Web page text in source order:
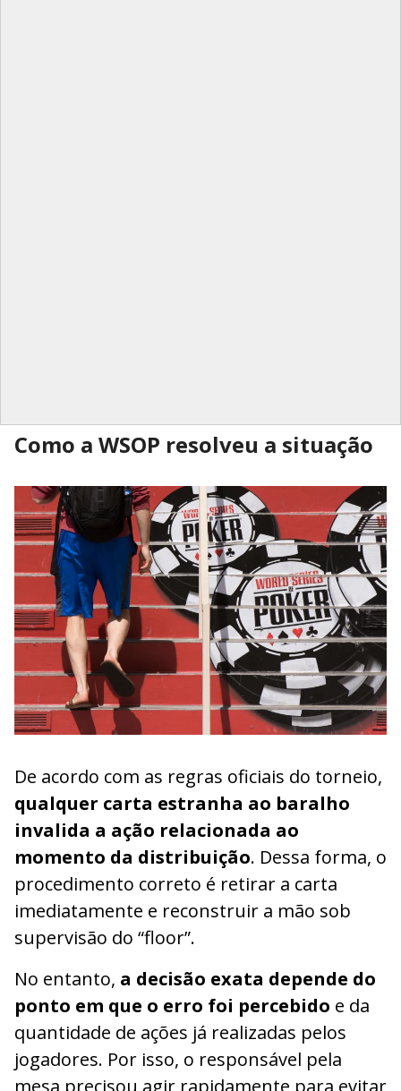
Como a WSOP resolveu a situação
De acordo com as regras oficiais do torneio,
qualquer carta estranha ao baralho
invalida a ação relacionada ao
momento da distribuição. Dessa forma, o
procedimento correto é retirar a carta
imediatamente e reconstruir a mão sob
supervisão do “floor”.
No entanto, a decisão exata depende do
ponto em que o erro foi percebido e da
quantidade de ações já realizadas pelos
jogadores. Por isso, o responsável pela
mesa precisou agir rapidamente para evitar